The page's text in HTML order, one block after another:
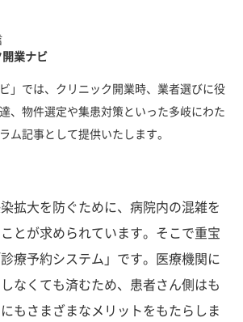
開業ナビ
」では、クリニック開業時、業者選びに役
、物件選定や集患対策といった多岐にわた
ム記事として提供いたします。
拡大を防ぐために、病院内の混雑を
とが求められています。そこで重宝
療予約システム」です。医療機関に
なくても済むため、患者さん側はも
もさまざまなメリットをもたらしま